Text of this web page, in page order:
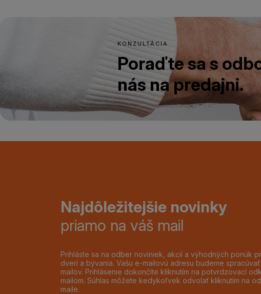
KONZULTÁCIA
Poraďte sa s
nás na predajni.
Najdôležitejšie novinky
priamo na váš mail
Prihláste sa na odber noviniek, akcií a výhodných ponúk
dverí a bývania. Vašu e-mailovú adresu budeme
mailov. Prihlásenie dokončíte kliknutím na potvrdzovací
mailom. Súhlas môžete kedykoľvek odvolať kliknutím na
maile.